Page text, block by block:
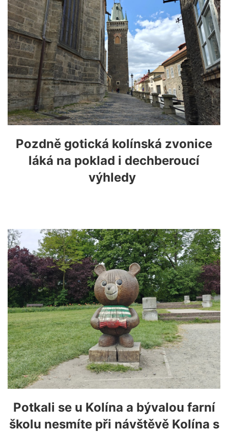
Pozdně gotická kolínská zvonice
láká na poklad i dechberoucí
výhledy
Potkali se u Kolína a bývalou farní
školu nesmíte při návštěvě Kolína s